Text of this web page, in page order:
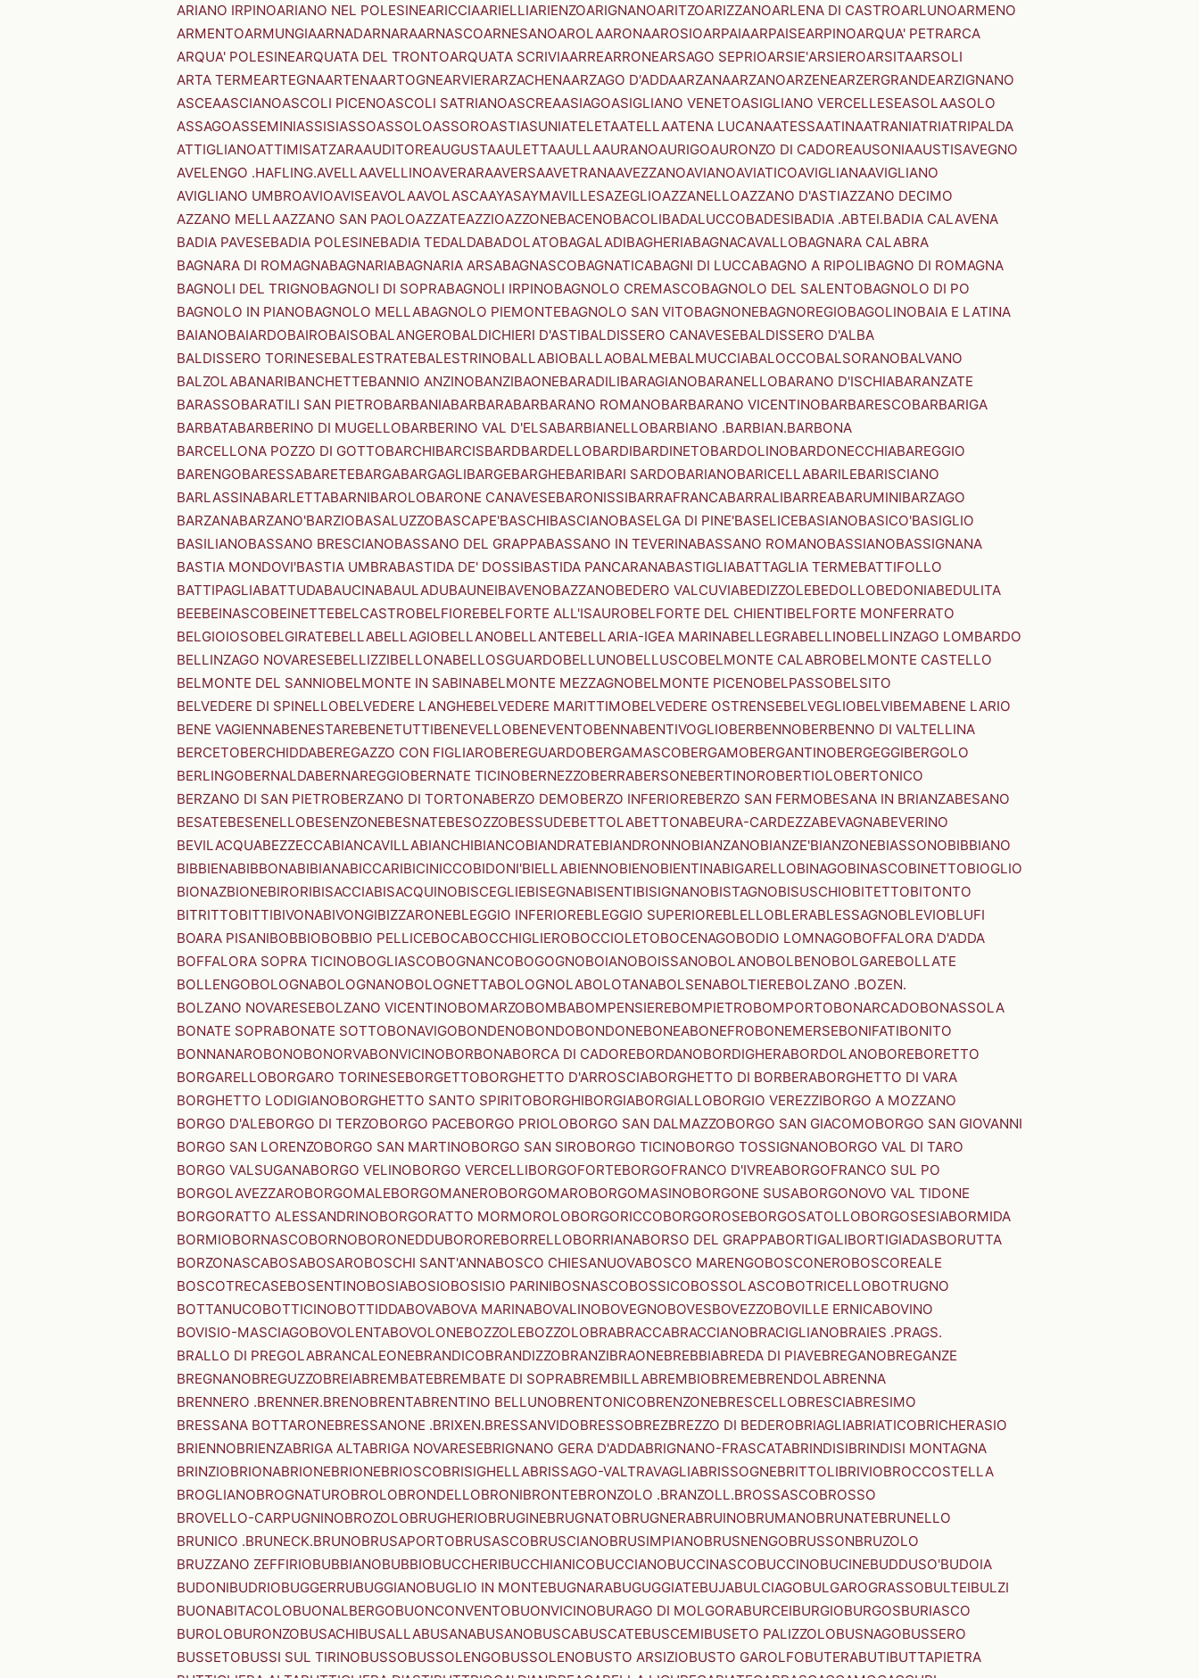
ARIANO IRPINOARIANO NEL POLESINEARICCIAARIELLIARIENZOARIGNANOARITZOARIZZANOARLENA DI CASTROARLUNOARMENO
ARMENTOARMUNGIAARNADARNARAARNASCOARNESANOAROLAARONAAROSIOARPAIAARPAISEARPINOARQUA' PETRARCA
ARQUA' POLESINEARQUATA DEL TRONTOARQUATA SCRIVIAARREARRONEARSAGO SEPRIOARSIE'ARSIEROARSITAARSOLI
ARTA TERMEARTEGNAARTENAARTOGNEARVIERARZACHENAARZAGO D'ADDAARZANAARZANOARZENEARZERGRANDEARZIGNANO
ASCEAASCIANOASCOLI PICENOASCOLI SATRIANOASCREAASIAGOASIGLIANO VENETOASIGLIANO VERCELLESEASOLAASOLO
ASSAGOASSEMINIASSISIASSOASSOLOASSOROASTIASUNIATELETAATELLAATENA LUCANAATESSAATINAATRANIATRIATRIPALDA
ATTIGLIANOATTIMISATZARAAUDITOREAUGUSTAAULETTAAULLAAURANOAURIGOAURONZO DI CADOREAUSONIAAUSTISAVEGNO
AVELENGO .HAFLING.AVELLAAVELLINOAVERARAAVERSAAVETRANAAVEZZANOAVIANOAVIATICOAVIGLIANAAVIGLIANO
AVIGLIANO UMBROAVIOAVISEAVOLAAVOLASCAAYASAYMAVILLESAZEGLIOAZZANELLOAZZANO D'ASTIAZZANO DECIMO
AZZANO MELLAAZZANO SAN PAOLOAZZATEAZZIOAZZONEBACENOBACOLIBADALUCCOBADESIBADIA .ABTEI.BADIA CALAVENA
BADIA PAVESEBADIA POLESINEBADIA TEDALDABADOLATOBAGALADIBAGHERIABAGNACAVALLOBAGNARA CALABRA
BAGNARA DI ROMAGNABAGNARIABAGNARIA ARSABAGNASCOBAGNATICABAGNI DI LUCCABAGNO A RIPOLIBAGNO DI ROMAGNA
BAGNOLI DEL TRIGNOBAGNOLI DI SOPRABAGNOLI IRPINOBAGNOLO CREMASCOBAGNOLO DEL SALENTOBAGNOLO DI PO
BAGNOLO IN PIANOBAGNOLO MELLABAGNOLO PIEMONTEBAGNOLO SAN VITOBAGNONEBAGNOREGIOBAGOLINOBAIA E LATINA
BAIANOBAIARDOBAIROBAISOBALANGEROBALDICHIERI D'ASTIBALDISSERO CANAVESEBALDISSERO D'ALBA
BALDISSERO TORINESEBALESTRATEBALESTRINOBALLABIOBALLAOBALMEBALMUCCIABALOCCOBALSORANOBALVANO
BALZOLABANARIBANCHETTEBANNIO ANZINOBANZIBAONEBARADILIBARAGIANOBARANELLOBARANO D'ISCHIABARANZATE
BARASSOBARATILI SAN PIETROBARBANIABARBARABARBARANO ROMANOBARBARANO VICENTINOBARBARESCOBARBARIGA
BARBATABARBERINO DI MUGELLOBARBERINO VAL D'ELSABARBIANELLOBARBIANO .BARBIAN.BARBONA
BARCELLONA POZZO DI GOTTOBARCHIBARCISBARDBARDELLOBARDIBARDINETOBARDOLINOBARDONECCHIABAREGGIO
BARENGOBARESSABARETEBARGABARGAGLIBARGEBARGHEBARIBARI SARDOBARIANOBARICELLABARILEBARISCIANO
BARLASSINABARLETTABARNIBAROLOBARONE CANAVESEBARONISSIBARRAFRANCABARRALIBARREABARUMINIBARZAGO
BARZANABARZANO'BARZIOBASALUZZOBASCAPE'BASCHIBASCIANOBASELGA DI PINE'BASELICEBASIANOBASICO'BASIGLIO
BASILIANOBASSANO BRESCIANOBASSANO DEL GRAPPABASSANO IN TEVERINABASSANO ROMANOBASSIANOBASSIGNANA
BASTIA MONDOVI'BASTIA UMBRABASTIDA DE' DOSSIBASTIDA PANCARANABASTIGLIABATTAGLIA TERMEBATTIFOLLO
BATTIPAGLIABATTUDABAUCINABAULADUBAUNEIBAVENOBAZZANOBEDERO VALCUVIABEDIZZOLEBEDOLLOBEDONIABEDULITA
BEEBEINASCOBEINETTEBELCASTROBELFIOREBELFORTE ALL'ISAUROBELFORTE DEL CHIENTIBELFORTE MONFERRATO
BELGIOIOSOBELGIRATEBELLABELLAGIOBELLANOBELLANTEBELLARIA-IGEA MARINABELLEGRABELLINOBELLINZAGO LOMBARDO
BELLINZAGO NOVARESEBELLIZZIBELLONABELLOSGUARDOBELLUNOBELLUSCOBELMONTE CALABROBELMONTE CASTELLO
BELMONTE DEL SANNIOBELMONTE IN SABINABELMONTE MEZZAGNOBELMONTE PICENOBELPASSOBELSITO
BELVEDERE DI SPINELLOBELVEDERE LANGHEBELVEDERE MARITTIMOBELVEDERE OSTRENSEBELVEGLIOBELVIBEMABENE LARIO
BENE VAGIENNABENESTAREBENETUTTIBENEVELLOBENEVENTOBENNABENTIVOGLIOBERBENNOBERBENNO DI VALTELLINA
BERCETOBERCHIDDABEREGAZZO CON FIGLIAROBEREGUARDOBERGAMASCOBERGAMOBERGANTINOBERGEGGIBERGOLO
BERLINGOBERNALDABERNAREGGIOBERNATE TICINOBERNEZZOBERRABERSONEBERTINOROBERTIOLOBERTONICO
BERZANO DI SAN PIETROBERZANO DI TORTONABERZO DEMOBERZO INFERIOREBERZO SAN FERMOBESANA IN BRIANZABESANO
BESATEBESENELLOBESENZONEBESNATEBESOZZOBESSUDEBETTOLABETTONABEURA-CARDEZZABEVAGNABEVERINO
BEVILACQUABEZZECCABIANCAVILLABIANCHIBIANCOBIANDRATEBIANDRONNOBIANZANOBIANZE'BIANZONEBIASSONOBIBBIANO
BIBBIENABIBBONABIBIANABICCARIBICINICCOBIDONI'BIELLABIENNOBIENOBIENTINABIGARELLOBINAGOBINASCOBINETTOBIOGLIO
BIONAZBIONEBIRORIBISACCIABISACQUINOBISCEGLIEBISEGNABISENTIBISIGNANOBISTAGNOBISUSCHIOBITETTOBITONTO
BITRITTOBITTIBIVONABIVONGIBIZZARONEBLEGGIO INFERIOREBLEGGIO SUPERIOREBLELLOBLERABLESSAGNOBLEVIOBLUFI
BOARA PISANIBOBBIOBOBBIO PELLICEBOCABOCCHIGLIEROBOCCIOLETOBOCENAGOBODIO LOMNAGOBOFFALORA D'ADDA
BOFFALORA SOPRA TICINOBOGLIASCOBOGNANCOBOGOGNOBOIANOBOISSANOBOLANOBOLBENOBOLGAREBOLLATE
BOLLENGOBOLOGNABOLOGNANOBOLOGNETTABOLOGNOLABOLOTANABOLSENABOLTIEREBOLZANO .BOZEN.
BOLZANO NOVARESEBOLZANO VICENTINOBOMARZOBOMBABOMPENSIEREBOMPIETROBOMPORTOBONARCADOBONASSOLA
BONATE SOPRABONATE SOTTOBONAVIGOBONDENOBONDOBONDONEBONEABONEFROBONEMERSEBONIFATIBONITO
BONNANAROBONOBONORVABONVICINOBORBONABORCA DI CADOREBORDANOBORDIGHERABORDOLANOBOREBORETTO
BORGARELLOBORGARO TORINESEBORGETTOBORGHETTO D'ARROSCIABORGHETTO DI BORBERABORGHETTO DI VARA
BORGHETTO LODIGIANOBORGHETTO SANTO SPIRITOBORGHIBORGIABORGIALLOBORGIO VEREZZIBORGO A MOZZANO
BORGO D'ALEBORGO DI TERZOBORGO PACEBORGO PRIOLOBORGO SAN DALMAZZOBORGO SAN GIACOMOBORGO SAN GIOVANNI
BORGO SAN LORENZOBORGO SAN MARTINOBORGO SAN SIROBORGO TICINOBORGO TOSSIGNANOBORGO VAL DI TARO
BORGO VALSUGANABORGO VELINOBORGO VERCELLIBORGOFORTEBORGOFRANCO D'IVREABORGOFRANCO SUL PO
BORGOLAVEZZAROBORGOMALEBORGOMANEROBORGOMAROBORGOMASINOBORGONE SUSABORGONOVO VAL TIDONE
BORGORATTO ALESSANDRINOBORGORATTO MORMOROLOBORGORICCOBORGOROSEBORGOSATOLLOBORGOSESIABORMIDA
BORMIOBORNASCOBORNOBORONEDDUBOROREBORRELLOBORRIANABORSO DEL GRAPPABORTIGALIBORTIGIADASBORUTTA
BORZONASCABOSABOSAROBOSCHI SANT'ANNABOSCO CHIESANUOVABOSCO MARENGOBOSCONEROBOSCOREALE
BOSCOTRECASEBOSENTINOBOSIABOSIOBOSISIO PARINIBOSNASCOBOSSICOBOSSOLASCOBOTRICELLOBOTRUGNO
BOTTANUCOBOTTICINOBOTTIDDABOVABOVA MARINABOVALINOBOVEGNOBOVESBOVEZZOBOVILLE ERNICABOVINO
BOVISIO-MASCIAGOBOVOLENTABOVOLONEBOZZOLEBOZZOLOBRABRACCABRACCIANOBRACIGLIANOBRAIES .PRAGS.
BRALLO DI PREGOLABRANCALEONEBRANDICOBRANDIZZOBRANZIBRAONEBREBBIABREDA DI PIAVEBREGANOBREGANZE
BREGNANOBREGUZZOBREIABREMBATEBREMBATE DI SOPRABREMBILLABREMBIOBREMEBRENDOLABRENNA
BRENNERO .BRENNER.BRENOBRENTABRENTINO BELLUNOBRENTONICOBRENZONEBRESCELLOBRESCIABRESIMO
BRESSANA BOTTARONEBRESSANONE .BRIXEN.BRESSANVIDOBRESSOBREZBREZZO DI BEDEROBRIAGLIABRIATICOBRICHERASIO
BRIENNOBRIENZABRIGA ALTABRIGA NOVARESEBRIGNANO GERA D'ADDABRIGNANO-FRASCATABRINDISIBRINDISI MONTAGNA
BRINZIOBRIONABRIONEBRIONEBRIOSCOBRISIGHELLABRISSAGO-VALTRAVAGLIABRISSOGNEBRITTOLIBRIVIOBROCCOSTELLA
BROGLIANOBROGNATUROBROLOBRONDELLOBRONIBRONTEBRONZOLO .BRANZOLL.BROSSASCOBROSSO
BROVELLO-CARPUGNINOBROZOLOBRUGHERIOBRUGINEBRUGNATOBRUGNERABRUINOBRUMANOBRUNATEBRUNELLO
BRUNICO .BRUNECK.BRUNOBRUSAPORTOBRUSASCOBRUSCIANOBRUSIMPIANOBRUSNENGOBRUSSONBRUZOLO
BRUZZANO ZEFFIRIOBUBBIANOBUBBIOBUCCHERIBUCCHIANICOBUCCIANOBUCCINASCOBUCCINOBUCINEBUDDUSO'BUDOIA
BUDONIBUDRIOBUGGERRUBUGGIANOBUGLIO IN MONTEBUGNARABUGUGGIATEBUJABULCIAGOBULGAROGRASSOBULTEIBULZI
BUONABITACOLOBUONALBERGOBUONCONVENTOBUONVICINOBURAGO DI MOLGORABURCEIBURGIOBURGOSBURIASCO
BUROLOBURONZOBUSACHIBUSALLABUSANABUSANOBUSCABUSCATEBUSCEMIBUSETO PALIZZOLOBUSNAGOBUSSERO
BUSSETOBUSSI SUL TIRINOBUSSOBUSSOLENGOBUSSOLENOBUSTO ARSIZIOBUSTO GAROLFOBUTERABUTIBUTTAPIETRA